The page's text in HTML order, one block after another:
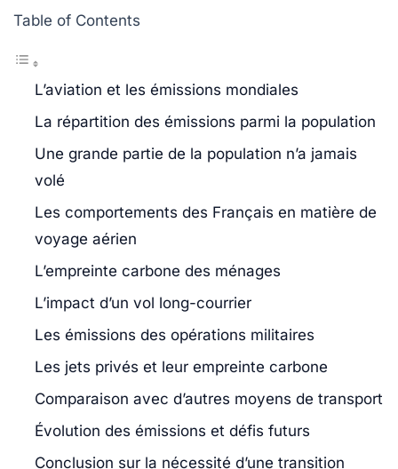
Table of Contents
L’aviation et les émissions mondiales
La répartition des émissions parmi la population
Une grande partie de la population n’a jamais
volé
Les comportements des Français en matière de
voyage aérien
L’empreinte carbone des ménages
L’impact d’un vol long-courrier
Les émissions des opérations militaires
Les jets privés et leur empreinte carbone
Comparaison avec d’autres moyens de transport
Évolution des émissions et défis futurs
Conclusion sur la nécessité d’une transition